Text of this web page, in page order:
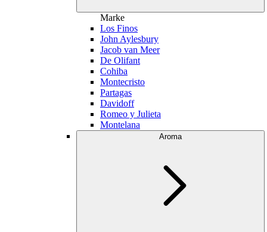
Marke
Los Finos
John Aylesbury
Jacob van Meer
De Olifant
Cohiba
Montecristo
Partagas
Davidoff
Romeo y Julieta
Montelana
Aroma